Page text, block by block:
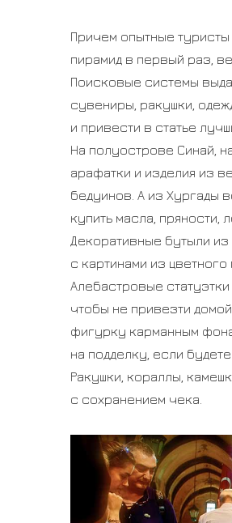
Причем опытные
пирамид в первый раз,
Поисковые системы
сувениры, ракушки,
и привести в статье
На полуострове Синай,
арафатки и изделия из
бедуинов. А из Хургады
купить масла, пряности,
Декоративные бутыли
с картинами из цветного
Алебастровые
чтобы не привезти
фигурку карманным
на подделку, если
Ракушки, кораллы,
с сохранением чека.